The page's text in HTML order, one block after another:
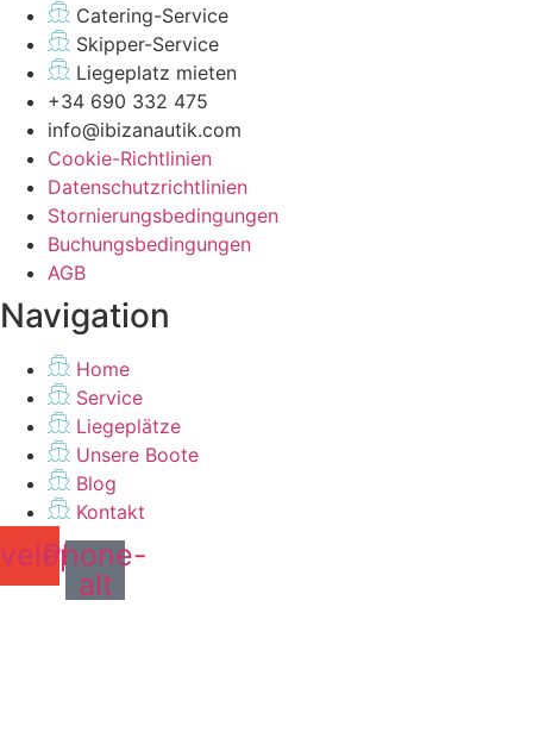
Catering-Service
Skipper-Service
Liegeplatz mieten
+34 690 332 475
info@ibizanautik.com
Cookie-Richtlinien
Datenschutzrichtlinien
Stornierungsbedingungen
Buchungsbedingungen
AGB
Navigation
Home
Service
Liegeplätze
Unsere Boote
Blog
Kontakt
Phone-
alt